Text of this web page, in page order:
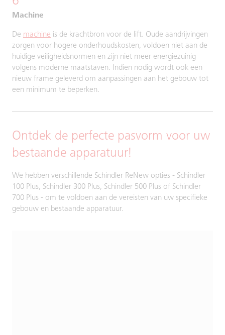
Machine
De machine is de krachtbron voor de lift. Oude aandrijvingen
zorgen voor hogere onderhoudskosten, voldoen niet aan de
huidige veiligheidsnormen en zijn niet meer energiezuinig
volgens moderne maatstaven. Indien nodig wordt ook een
nieuw frame geleverd om aanpassingen aan het gebouw tot
een minimum te beperken.
Ontdek de perfecte pasvorm voor uw
bestaande apparatuur!
We hebben verschillende Schindler ReNew opties - Schindler
100 Plus, Schindler 300 Plus, Schindler 500 Plus of Schindler
700 Plus - om te voldoen aan de vereisten van uw specifieke
gebouw en bestaande apparatuur.